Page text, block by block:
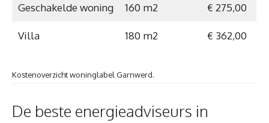
Geschakelde woning 160 m2 € 275,00
Villa 180 m2 € 362,00
Kostenoverzicht woninglabel Garnwerd.
De beste energieadviseurs in